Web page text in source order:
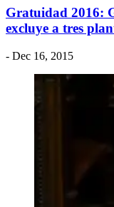
Gratuidad 2016:
excluye a tres
- Dec 16, 2015